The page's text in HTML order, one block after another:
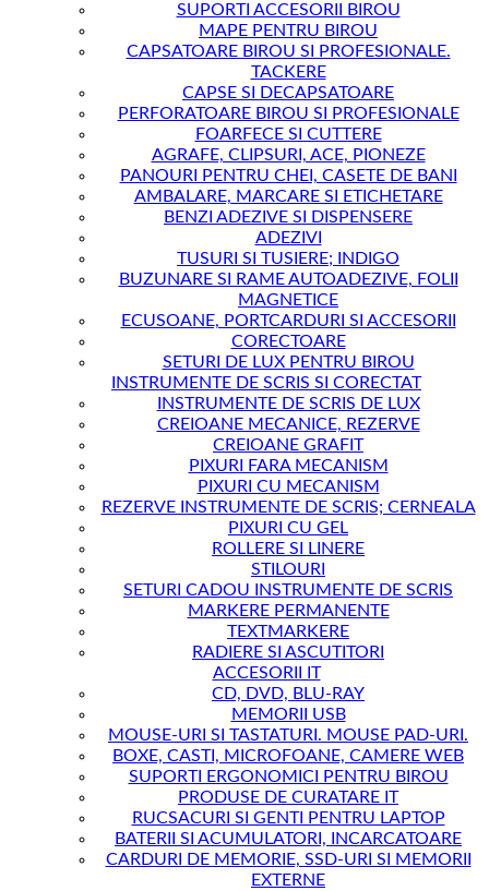
SUPORTI ACCESORII BIROU
MAPE PENTRU BIROU
CAPSATOARE BIROU SI PROFESIONALE.
TACKERE
CAPSE SI DECAPSATOARE
PERFORATOARE BIROU SI PROFESIONALE
FOARFECE SI CUTTERE
AGRAFE, CLIPSURI, ACE, PIONEZE
PANOURI PENTRU CHEI, CASETE DE BANI
AMBALARE, MARCARE SI ETICHETARE
BENZI ADEZIVE SI DISPENSERE
ADEZIVI
TUSURI SI TUSIERE; INDIGO
BUZUNARE SI RAME AUTOADEZIVE, FOLII
MAGNETICE
ECUSOANE, PORTCARDURI SI ACCESORII
CORECTOARE
SETURI DE LUX PENTRU BIROU
INSTRUMENTE DE SCRIS SI CORECTAT
INSTRUMENTE DE SCRIS DE LUX
CREIOANE MECANICE, REZERVE
CREIOANE GRAFIT
PIXURI FARA MECANISM
PIXURI CU MECANISM
REZERVE INSTRUMENTE DE SCRIS; CERNEALA
PIXURI CU GEL
ROLLERE SI LINERE
STILOURI
SETURI CADOU INSTRUMENTE DE SCRIS
MARKERE PERMANENTE
TEXTMARKERE
RADIERE SI ASCUTITORI
ACCESORII IT
CD, DVD, BLU-RAY
MEMORII USB
MOUSE-URI SI TASTATURI. MOUSE PAD-URI.
BOXE, CASTI, MICROFOANE, CAMERE WEB
SUPORTI ERGONOMICI PENTRU BIROU
PRODUSE DE CURATARE IT
RUCSACURI SI GENTI PENTRU LAPTOP
BATERII SI ACUMULATORI, INCARCATOARE
CARDURI DE MEMORIE, SSD-URI SI MEMORII
EXTERNE